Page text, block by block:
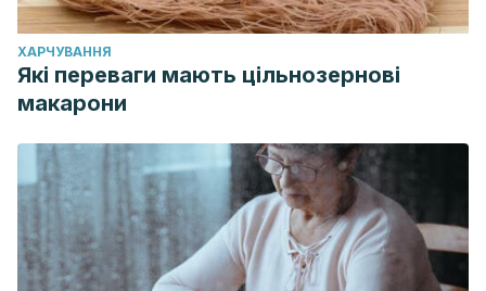
ХАРЧУВАННЯ
Які переваги мають цільнозернові
макарони